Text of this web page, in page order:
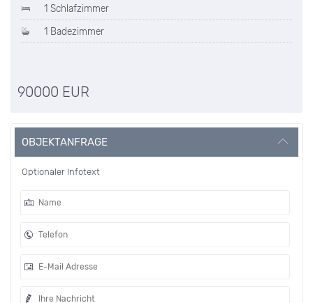
1 Schlafzimmer
1 Badezimmer
90000 EUR
OBJEKTANFRAGE
Optionaler Infotext